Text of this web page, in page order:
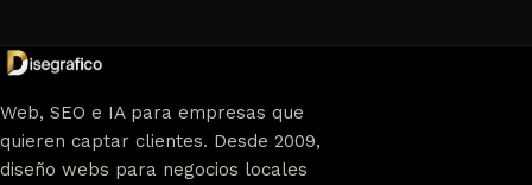
Web, SEO e IA para empresas que
quieren captar clientes. Desde 2009,
diseño webs para negocios locales